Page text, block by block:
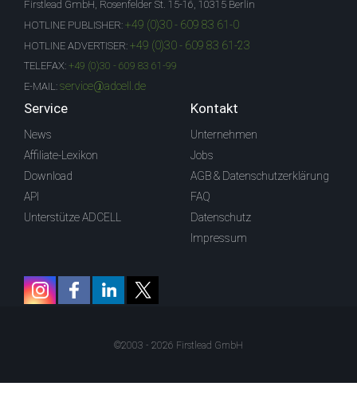
Firstlead GmbH, Rosenfelder St. 15-16, 10315 Berlin
HOTLINE PUBLISHER: +49 (0)30 - 609 83 61-0
HOTLINE ADVERTISER: +49 (0)30 - 609 83 61-23
TELEFAX: +49 (0)30 - 609 83 61-99
E-MAIL: service@adcell.de
Service
News
Affiliate-Lexikon
Download
API
Unterstütze ADCELL
Kontakt
Unternehmen
Jobs
AGB & Datenschutzerklärung
FAQ
Datenschutz
Impressum
©2003 - 2026 Firstlead GmbH